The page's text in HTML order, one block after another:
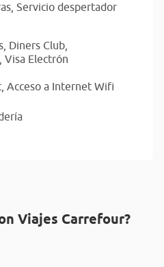
Servicio despertador
Diners Club,
Visa Electrón
Acceso a Internet Wifi
Viajes Carrefour?